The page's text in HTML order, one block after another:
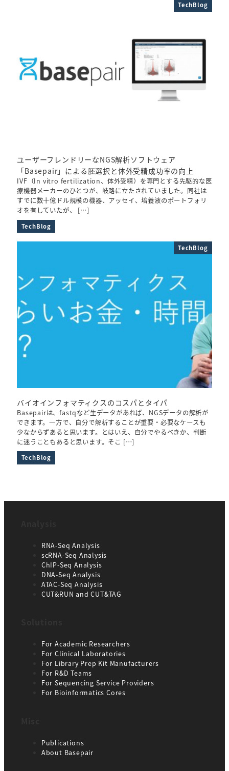
TechBlog
ユーザーフレンドリーなNGS解析ソフトウェア
「Basepair」による胚選択と体外受精成功率の向上
IVF（In vitro fertilization、体外受精）を専門とする先駆的な医
療機器メーカーのひとつが、岐路に立たされていました。同社は
すでに数十億ドル規模の機器、アッセイ、培養液のポートフォリ
オを有していたが、 […]
TechBlog
TechBlog
バイオインフォマティクスのコスパとタイパ
Basepairは、fastqなど生データがあれば、NGSデータの解析が
できます。一方で、自分で解析することが重要・必要なケースも
少なからずあると思います。とはいえ、自分でやるべきか、判断
に迷うこともあると思います。そこ […]
TechBlog
RNA-Seq Analysis
scRNA-Seq Analysis
ChIP-Seq Analysis
DNA-Seq Analysis
ATAC-Seq Analysis
CUT&RUN and CUT&TAG
For Academic Researchers
For Clinical Laboratories
For Library Prep Kit Manufacturers
For R&D Teams
For Sequencing Service Providers
For Bioinformatics Cores
Publications
About Basepair